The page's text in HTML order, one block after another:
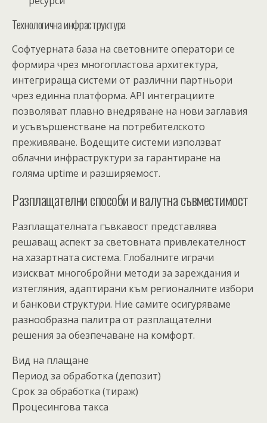
Технологична инфраструктура
Софтуерната база на световните оператори се
формира чрез многопластова архитектура,
интегрираща системи от различни партньори
чрез единна платформа. API интеграциите
позволяват плавно внедряване на нови заглавия
и усъвършенстване на потребителското
преживяване. Водещите системи използват
облачни инфраструктури за гарантиране на
голяма uptime и разширяемост.
Разплащателни способи и валутна съвместимост
Разплащателната гъвкавост представлява
решаващ аспект за световната привлекателност
на хазартната система. Глобалните играчи
изискват многобройни методи за зареждания и
изтегляния, адаптирани към регионалните избори
и банкови структури. Ние самите осигуряваме
разнообразна палитра от разплащателни
решения за обезпечаване на комфорт.
Вид на плащане
Период за обработка (депозит)
Срок за обработка (тираж)
Процесингова такса